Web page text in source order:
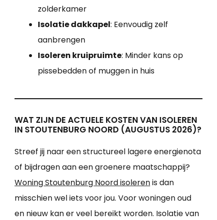
zolderkamer
Isolatie dakkapel: Eenvoudig zelf
aanbrengen
Isoleren kruipruimte: Minder kans op
pissebedden of muggen in huis
WAT ZIJN DE ACTUELE KOSTEN VAN ISOLEREN
IN STOUTENBURG NOORD (AUGUSTUS 2026)?
Streef jij naar een structureel lagere energienota
of bijdragen aan een groenere maatschappij?
Woning Stoutenburg Noord isolerenis dan
misschien wel iets voor jou. Voor woningen oud
en nieuw kan er veel bereikt worden. Isolatie van